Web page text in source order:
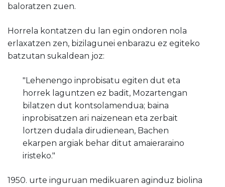
baloratzen zuen.
Horrela kontatzen du lan egin ondoren nola
erlaxatzen zen, bizilagunei enbarazu ez egiteko
batzutan sukaldean joz:
"Lehenengo inprobisatu egiten dut eta
horrek laguntzen ez badit, Mozartengan
bilatzen dut kontsolamendua; baina
inprobisatzen ari naizenean eta zerbait
lortzen dudala dirudienean, Bachen
ekarpen argiak behar ditut amaieraraino
iristeko."
1950. urte inguruan medikuaren aginduz biolina